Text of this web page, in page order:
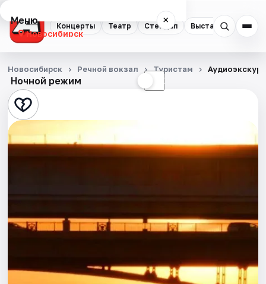
Концерты Театр Стендап Выставки
Меню ×
Новосибирск
Концерты
Театр
Стендап
Выставки
Спорт
Ночной режим ☾
Новосибирск Речной вокзал Туристам